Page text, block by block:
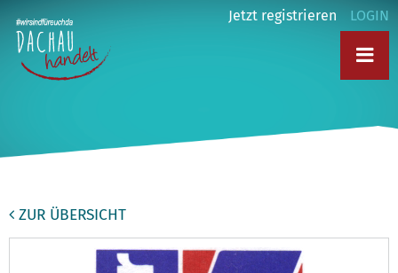
Jetzt registrieren LOGIN
ZUR ÜBERSICHT